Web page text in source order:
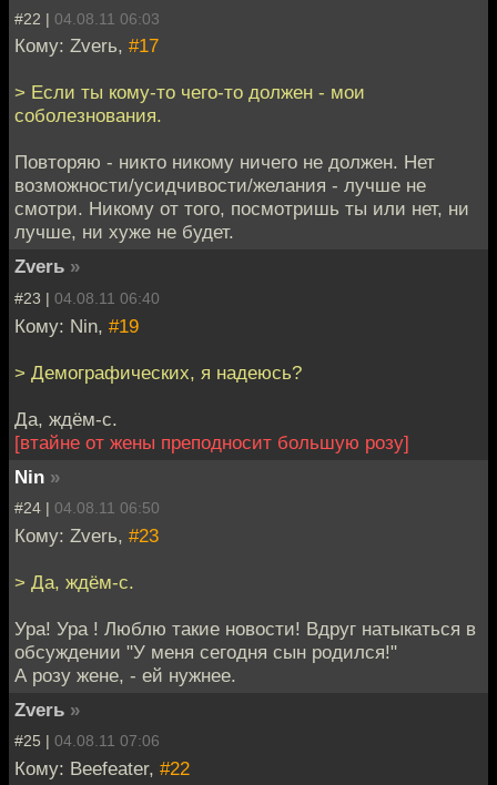
#22 | 04.08.11 06:03
Кому: Zverь, #17
> Если ты кому-то чего-то должен - мои
соболезнования.
Повторяю - никто никому ничего не должен. Нет
возможности/усидчивости/желания - лучше не
смотри. Никому от того, посмотришь ты или нет, ни
лучше, ни хуже не будет.
Zverь »
#23 | 04.08.11 06:40
Кому: Nin, #19
> Демографических, я надеюсь?
Да, ждём-с.
[втайне от жены преподносит большую розу]
Nin »
#24 | 04.08.11 06:50
Кому: Zverь, #23
> Да, ждём-с.
Ура! Ура ! Люблю такие новости! Вдруг натыкаться в
обсyждении "У меня сегодня сын родился!"
А розу жене, - ей нужнее.
Zverь »
#25 | 04.08.11 07:06
Кому: Beefeater, #22